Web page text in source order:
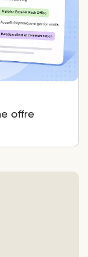
offre